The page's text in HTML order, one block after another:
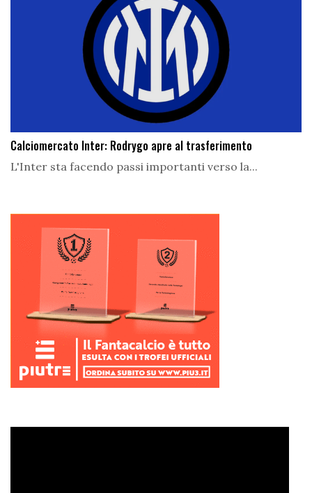
Calciomercato Inter: Rodrygo apre al trasferimento
L'Inter sta facendo passi importanti verso la...